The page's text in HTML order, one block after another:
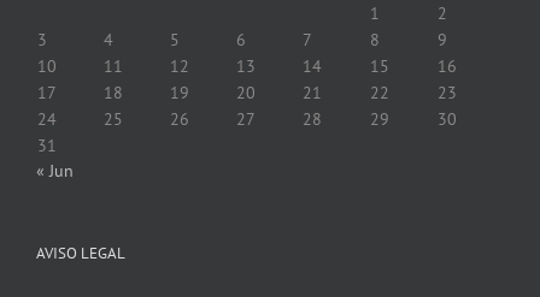
1
2
3
4 5 6 7 8
9
10
11 12 13 14 15
16
17
18 19 20 21 22
23
24
25 26 27 28 29
30
31
« Jun
AVISO LEGAL